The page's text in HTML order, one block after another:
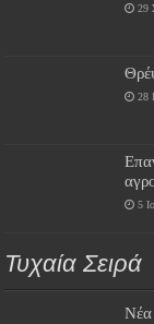
29
28
5
Τυχαία Σειρά
Νέα